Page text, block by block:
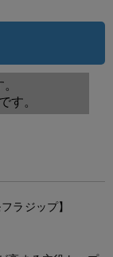
す。
ラジップ】